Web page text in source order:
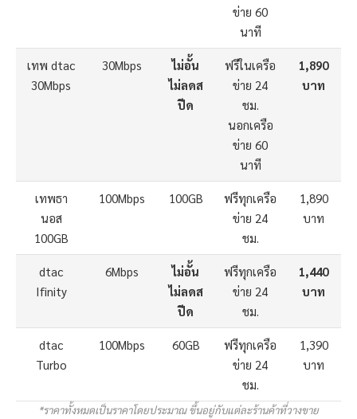
ข่าย 60
นาที
เทพ dtac
30Mbps
30Mbps
ไม่อั้น
ไม่ลดส
ปีด
ฟรีในเครือ
ข่าย 24
ชม.
นอกเครือ
ข่าย 60
นาที
1,890
บาท
เทพธา
นอส
100GB
100Mbps 100GB
ฟรีทุกเครือ
ข่าย 24
ชม.
1,890
บาท
dtac
Ifinity
6Mbps
ไม่อั้น
ไม่ลดส
ปีด
ฟรีทุกเครือ
ข่าย 24
ชม.
1,440
บาท
dtac
Turbo
100Mbps 60GB
ฟรีทุกเครือ
ข่าย 24
ชม.
1,390
บาท
*ราคาทั้งหมดเป็นราคาโดยประมาณ ขึ้นอยู่กับแต่ละร้านค้าที่วางขาย